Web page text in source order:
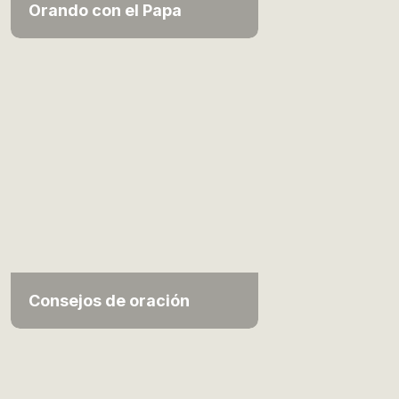
Orando con el Papa
Consejos de oración